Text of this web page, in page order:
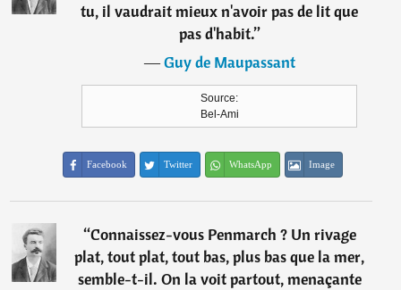
tu, il vaudrait mieux n'avoir pas de lit que
pas d'habit.”
―Guy de Maupassant
Source:
Bel-Ami
Facebook Twitter WhatsApp Image
“Connaissez-vous Penmarch ? Un rivage
plat, tout plat, tout bas, plus bas que la mer,
semble-t-il. On la voit partout, menaçante